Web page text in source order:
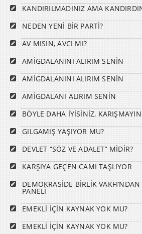
KANDIRILMADINIZ AMA
NEDEN YENİ BİR PARTİ?
AV MISIN, AVCI MI?
AMİGDALANINI ALIRIM SENİN
AMİGDALANINI ALIRIM SENİN
AMİGDALANI ALIRIM SENİN
BÖYLE DAHA İYİSİNİZ, KARIŞMAYIN
GILGAMIŞ YAŞIYOR MU?
DEVLET “SÖZ VE ADALET” MİDİR?
KARŞIYA GEÇEN CAMI TAŞLIYOR
DEMOKRASİDE BİRLİK
PANELİ
EMEKLİ İÇİN KAYNAK YOK MU?
EMEKLİ İÇİN KAYNAK YOK MU?